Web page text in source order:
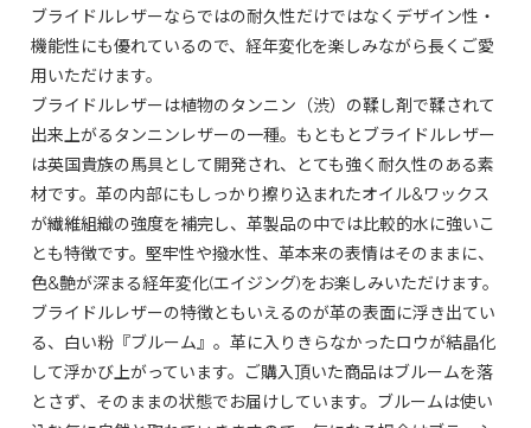
ブライドルレザーならではの耐久性だけではなくデザイン性・
機能性にも優れているので、経年変化を楽しみながら長くご愛
用いただけます。
ブライドルレザーは植物のタンニン（渋）の鞣し剤で鞣されて
出来上がるタンニンレザーの一種。もともとブライドルレザー
は英国貴族の馬具として開発され、とても強く耐久性のある素
材です。革の内部にもしっかり擦り込まれたオイル&ワックス
が繊維組織の強度を補完し、革製品の中では比較的水に強いこ
とも特徴です。堅牢性や撥水性、革本来の表情はそのままに、
色&艶が深まる経年変化(エイジング)をお楽しみいただけます。
ブライドルレザーの特徴ともいえるのが革の表面に浮き出てい
る、白い粉『ブルーム』。革に入りきらなかったロウが結晶化
して浮かび上がっています。ご購入頂いた商品はブルームを落
とさず、そのままの状態でお届けしています。ブルームは使い